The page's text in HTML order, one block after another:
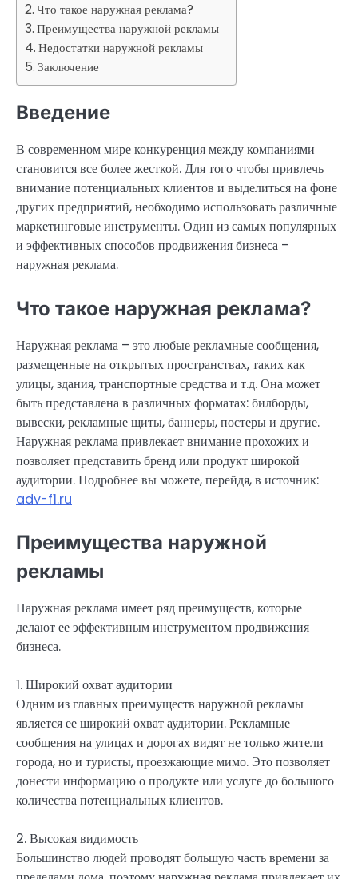
Что такое наружная реклама?
Преимущества наружной рекламы
Недостатки наружной рекламы
Заключение
Введение
В современном мире конкуренция между компаниями
становится все более жесткой. Для того чтобы привлечь
внимание потенциальных клиентов и выделиться на фоне
других предприятий, необходимо использовать различные
маркетинговые инструменты. Один из самых популярных
и эффективных способов продвижения бизнеса –
наружная реклама.
Что такое наружная реклама?
Наружная реклама – это любые рекламные сообщения,
размещенные на открытых пространствах, таких как
улицы, здания, транспортные средства и т.д. Она может
быть представлена в различных форматах: билборды,
вывески, рекламные щиты, баннеры, постеры и другие.
Наружная реклама привлекает внимание прохожих и
позволяет представить бренд или продукт широкой
аудитории. Подробнее вы можете, перейдя, в источник:
adv-f1.ru
Преимущества наружной
рекламы
Наружная реклама имеет ряд преимуществ, которые
делают ее эффективным инструментом продвижения
бизнеса.
1. Широкий охват аудитории
Одним из главных преимуществ наружной рекламы
является ее широкий охват аудитории. Рекламные
сообщения на улицах и дорогах видят не только жители
города, но и туристы, проезжающие мимо. Это позволяет
донести информацию о продукте или услуге до большого
количества потенциальных клиентов.
2. Высокая видимость
Большинство людей проводят большую часть времени за